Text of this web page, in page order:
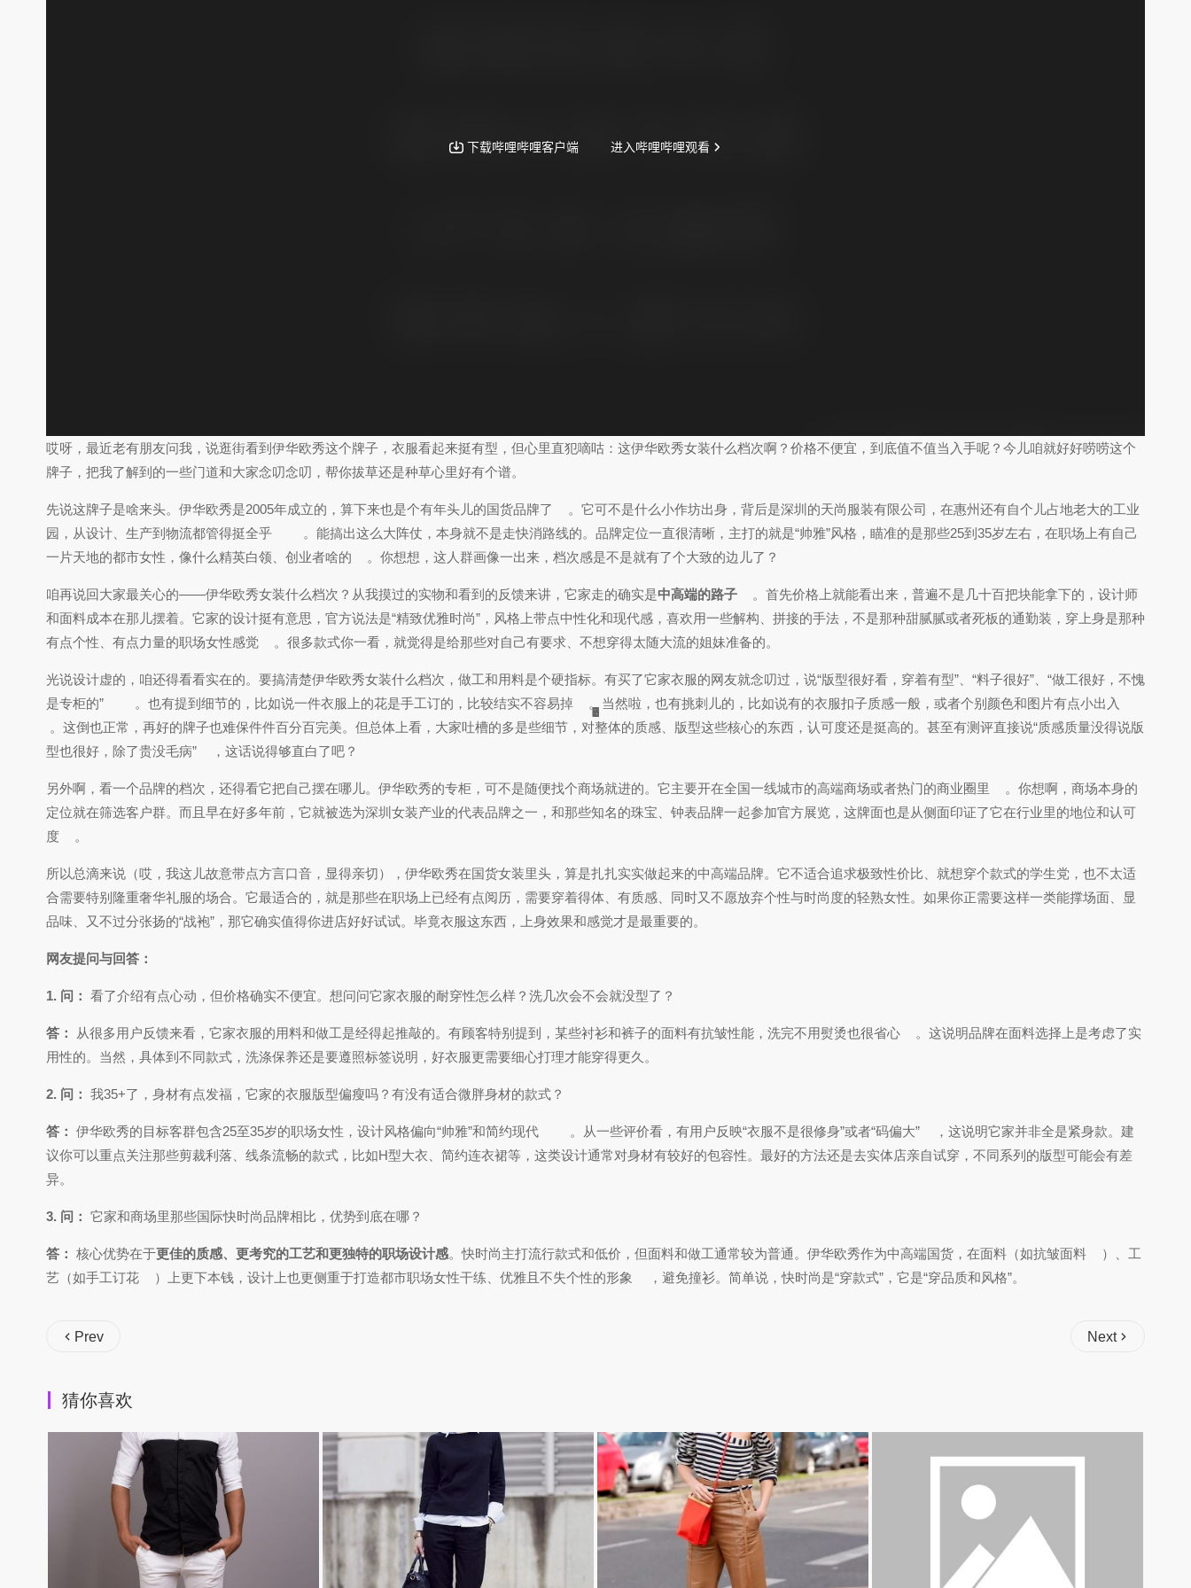
哎呀，最近老有朋友问我，说逛街看到伊华欧秀这个牌子，衣服看起来挺有型，但心里直犯嘀咕：这伊华欧秀女装什么档次啊？价格不便宜，到底值不值当入手呢？今儿咱就好好唠唠这个
牌子，把我了解到的一些门道和大家念叨念叨，帮你拔草还是种草心里好有个谱。
先说这牌子是啥来头。伊华欧秀是2005年成立的，算下来也是个有年头儿的国货品牌了
1
。它可不是什么小作坊出身，背后是深圳的天尚服装有限公司，在惠州还有自个儿占地老大的工业
园，从设计、生产到物流都管得挺全乎
1
6
。能搞出这么大阵仗，本身就不是走快消路线的。品牌定位一直很清晰，主打的就是“帅雅”风格，瞄准的是那些25到35岁左右，在职场上有自己
一片天地的都市女性，像什么精英白领、创业者啥的
1
。你想想，这人群画像一出来，档次感是不是就有了个大致的边儿了？
咱再说回大家最关心的——伊华欧秀女装什么档次？从我摸过的实物和看到的反馈来讲，它家走的确实是中高端的路子
6
。首先价格上就能看出来，普遍不是几十百把块能拿下的，设计师
和面料成本在那儿摆着。它家的设计挺有意思，官方说法是“精致优雅时尚”，风格上带点中性化和现代感，喜欢用一些解构、拼接的手法，不是那种甜腻腻或者死板的通勤装，穿上身是那种
有点个性、有点力量的职场女性感觉
7
。很多款式你一看，就觉得是给那些对自己有要求、不想穿得太随大流的姐妹准备的。
光说设计虚的，咱还得看看实在的。要搞清楚伊华欧秀女装什么档次，做工和用料是个硬指标。有买了它家衣服的网友就念叨过，说“版型很好看，穿着有型”、“料子很好”、“做工很好，不愧
是专柜的”
2
5
。也有提到细节的，比如说一件衣服上的花是手工订的，比较结实不容易掉
5
。当然啦，也有挑刺儿的，比如说有的衣服扣子质感一般，或者个别颜色和图片有点小出入
2
。这倒也正常，再好的牌子也难保件件百分百完美。但总体上看，大家吐槽的多是些细节，对整体的质感、版型这些核心的东西，认可度还是挺高的。甚至有测评直接说“质感质量没得说版
型也很好，除了贵没毛病”
8
，这话说得够直白了吧？
另外啊，看一个品牌的档次，还得看它把自己摆在哪儿。伊华欧秀的专柜，可不是随便找个商场就进的。它主要开在全国一线城市的高端商场或者热门的商业圈里
6
。你想啊，商场本身的
定位就在筛选客户群。而且早在好多年前，它就被选为深圳女装产业的代表品牌之一，和那些知名的珠宝、钟表品牌一起参加官方展览，这牌面也是从侧面印证了它在行业里的地位和认可
度
3
。
所以总滴来说（哎，我这儿故意带点方言口音，显得亲切），伊华欧秀在国货女装里头，算是扎扎实实做起来的中高端品牌。它不适合追求极致性价比、就想穿个款式的学生党，也不太适
合需要特别隆重奢华礼服的场合。它最适合的，就是那些在职场上已经有点阅历，需要穿着得体、有质感、同时又不愿放弃个性与时尚度的轻熟女性。如果你正需要这样一类能撑场面、显
品味、又不过分张扬的“战袍”，那它确实值得你进店好好试试。毕竟衣服这东西，上身效果和感觉才是最重要的。
网友提问与回答：
1. 问： 看了介绍有点心动，但价格确实不便宜。想问问它家衣服的耐穿性怎么样？洗几次会不会就没型了？
答： 从很多用户反馈来看，它家衣服的用料和做工是经得起推敲的。有顾客特别提到，某些衬衫和裤子的面料有抗皱性能，洗完不用熨烫也很省心
9
。这说明品牌在面料选择上是考虑了实
用性的。当然，具体到不同款式，洗涤保养还是要遵照标签说明，好衣服更需要细心打理才能穿得更久。
2. 问： 我35+了，身材有点发福，它家的衣服版型偏瘦吗？有没有适合微胖身材的款式？
答： 伊华欧秀的目标客群包含25至35岁的职场女性，设计风格偏向“帅雅”和简约现代
1
7
。从一些评价看，有用户反映“衣服不是很修身”或者“码偏大”
5
，这说明它家并非全是紧身款。建
议你可以重点关注那些剪裁利落、线条流畅的款式，比如H型大衣、简约连衣裙等，这类设计通常对身材有较好的包容性。最好的方法还是去实体店亲自试穿，不同系列的版型可能会有差
异。
3. 问： 它家和商场里那些国际快时尚品牌相比，优势到底在哪？
答： 核心优势在于更佳的质感、更考究的工艺和更独特的职场设计感。快时尚主打流行款式和低价，但面料和做工通常较为普通。伊华欧秀作为中高端国货，在面料（如抗皱面料
9
）、工
艺（如手工订花
5
）上更下本钱，设计上也更侧重于打造都市职场女性干练、优雅且不失个性的形象
1
，避免撞衫。简单说，快时尚是“穿款式”，它是“穿品质和风格”。
Prev Next
猜你喜欢